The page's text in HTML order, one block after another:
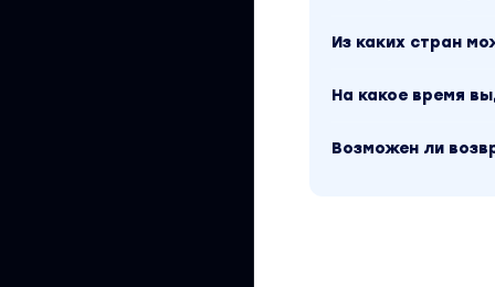
курса у автора
поиск по сайту.
Из каких стран
На какое время
Возможен ли